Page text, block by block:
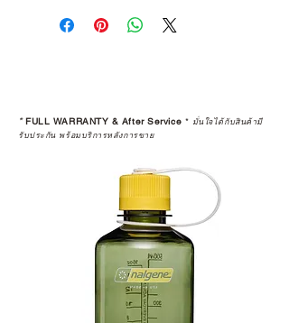
*FULL WARRANTY & After Service * มั่นใจได้กับสินค้ามี
รับประกัน พร้อมบริการหลังการขาย